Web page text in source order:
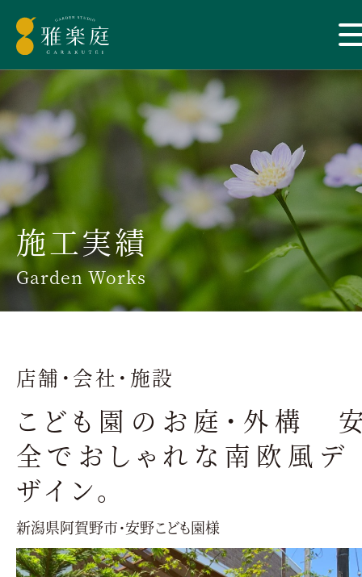
施工実績
Garden Works
店舗・会社・施設
こども園のお庭・外構
全でおしゃれな南欧風デ
ザイン。
新潟県阿賀野市・安野こども園様